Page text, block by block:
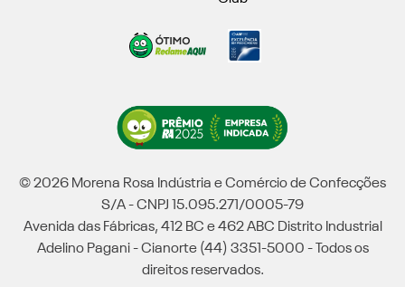
© 2026 Morena Rosa Indústria e Comércio de Confecções
S/A - CNPJ 15.095.271/0005-79
Avenida das Fábricas, 412 BC e 462 ABC Distrito Industrial
Adelino Pagani - Cianorte (44) 3351-5000 - Todos os
direitos reservados.